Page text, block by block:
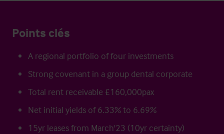
Points clés
A regional portfolio of four investments
Strong covenant in a group dental corporate
Total rent receivable £160,000pax
Net initial yields of 6.33% to 6.69%
15yr leases from March'23 (10yr certainty)